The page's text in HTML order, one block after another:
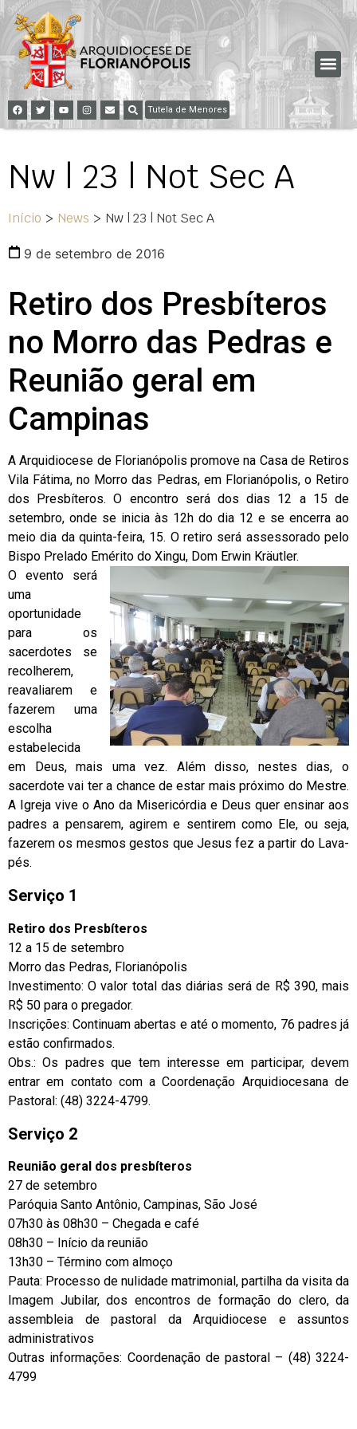
Tutela de Menores
Nw | 23 | Not Sec A
Início > News > Nw | 23 | Not Sec A
9 de setembro de 2016
Retiro dos Presbíteros
no Morro das Pedras e
Reunião geral em
Campinas
A Arquidiocese de Florianópolis promove na Casa de Retiros
Vila Fátima, no Morro das Pedras, em Florianópolis, o Retiro
dos Presbíteros. O encontro será dos dias 12 a 15 de
setembro, onde se inicia às 12h do dia 12 e se encerra ao
meio dia da quinta-feira, 15. O retiro será assessorado pelo
Bispo Prelado Emérito do Xingu, Dom Erwin Kräutler.
O evento será
uma
oportunidade
para os
sacerdotes se
recolherem,
reavaliarem e
fazerem uma
escolha
estabelecida
em Deus, mais uma vez. Além disso, nestes dias, o
sacerdote vai ter a chance de estar mais próximo do Mestre.
A Igreja vive o Ano da Misericórdia e Deus quer ensinar aos
padres a pensarem, agirem e sentirem como Ele, ou seja,
fazerem os mesmos gestos que Jesus fez a partir do Lava-
pés.
Serviço 1
Retiro dos Presbíteros
12 a 15 de setembro
Morro das Pedras, Florianópolis
Investimento: O valor total das diárias será de R$ 390, mais
R$ 50 para o pregador.
Inscrições: Continuam abertas e até o momento, 76 padres já
estão confirmados.
Obs.: Os padres que tem interesse em participar, devem
entrar em contato com a Coordenação Arquidiocesana de
Pastoral: (48) 3224-4799.
Serviço 2
Reunião geral dos presbíteros
27 de setembro
Paróquia Santo Antônio, Campinas, São José
07h30 às 08h30 – Chegada e café
08h30 – Início da reunião
13h30 – Término com almoço
Pauta: Processo de nulidade matrimonial, partilha da visita da
Imagem Jubilar, dos encontros de formação do clero, da
assembleia de pastoral da Arquidiocese e assuntos
administrativos
Outras informações: Coordenação de pastoral – (48) 3224-
4799